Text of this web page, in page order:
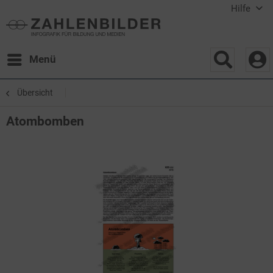
Hilfe
Menü
Übersicht
Atombomben